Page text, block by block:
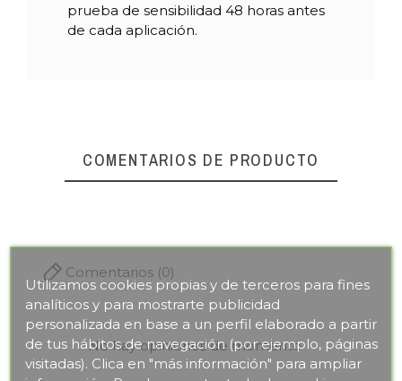
Utilizamos cookies propias y de terceros para fines
analíticos y para mostrarte publicidad
personalizada en base a un perfil elaborado a partir
de tus hábitos de navegación (por ejemplo, páginas
visitadas). Clica en "más información" para ampliar
prueba de sensibilidad 48 horas antes
de cada aplicación.
COMENTARIOS DE PRODUCTO
Comentarios (0)
No hay opiniones de momento